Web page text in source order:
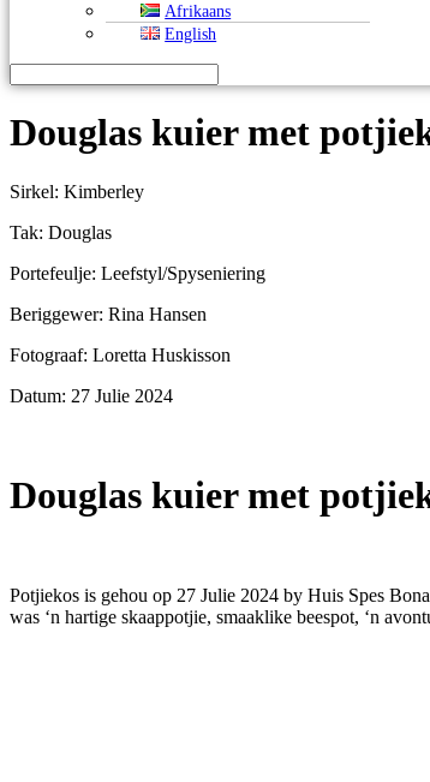
Afrikaans
English
Douglas kuier met
Sirkel: Kimberley
Tak: Douglas
Portefeulje: Leefstyl/Spyseniering
Beriggewer: Rina Hansen
Fotograaf: Loretta Huskisson
Datum: 27 Julie 2024
Douglas kuier met
Potjiekos is gehou op 27 Julie 2024 by Huis Spes
was ‘n hartige skaappotjie, smaaklike beespot, ‘n